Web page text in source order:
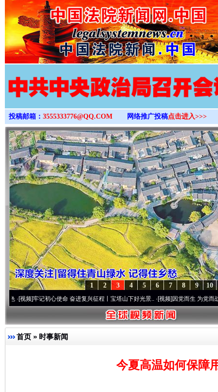
>
投稿邮箱： 3555333776@QQ.COM 网络推广投稿点击进入>>>
10
9
8
7
6
5
4
3
2
1
牢记初心使命 奋进复兴征程丨宝塔山下好光景..·[视频]因党而生 为党而战——百
首页 » 时事新闻
今夏高温如何保障